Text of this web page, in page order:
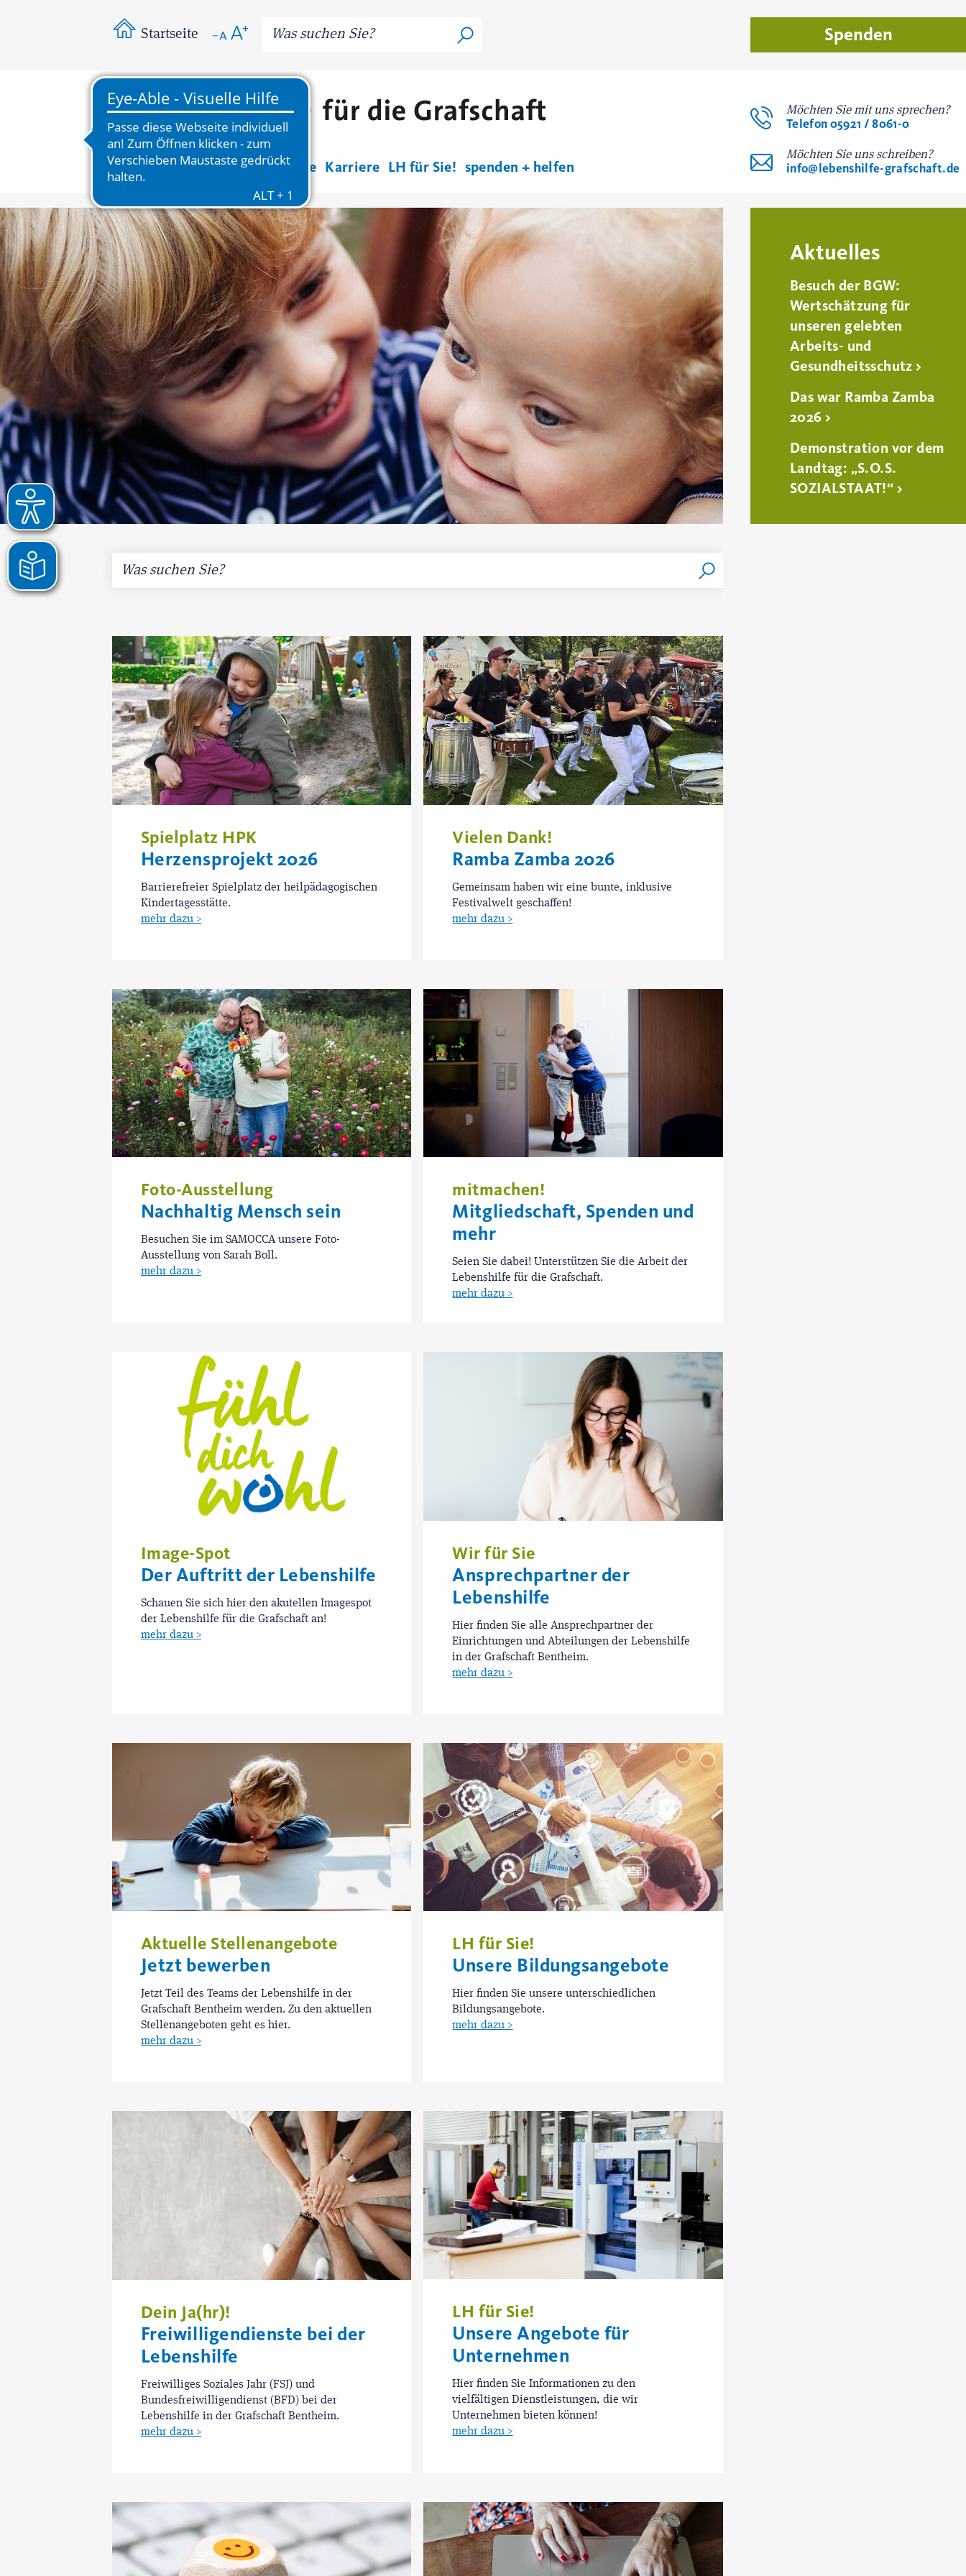
Startseite Spenden
News Wissenswertes Bereiche Karriere LH für Sie! spenden + helfen
Möchten Sie mit uns sprechen?
Telefon 05921 / 8061-0
Möchten Sie uns schreiben?
info@lebenshilfe-grafschaft.de
Aktuelles
Besuch der BGW:
Wertschätzung für
unseren gelebten
Arbeits- und
Gesundheitsschutz
Das war Ramba Zamba
2026
Demonstration vor dem
Landtag: „S.O.S.
SOZIALSTAAT!“
Herzensprojekt 2026
Spielplatz HPK
Barrierefreier Spielplatz der heilpädagogischen
Kindertagesstätte.
mehr dazu >
Ramba Zamba 2026
Vielen Dank!
Gemeinsam haben wir eine bunte, inklusive
Festivalwelt geschaffen!
mehr dazu >
Nachhaltig Mensch sein
Foto-Ausstellung
Besuchen Sie im SAMOCCA unsere Foto-
Ausstellung von Sarah Boll.
mehr dazu >
Mitgliedschaft, Spenden und
mehr
mitmachen!
Seien Sie dabei! Unterstützen Sie die Arbeit der
Lebenshilfe für die Grafschaft.
mehr dazu >
Der Auftritt der Lebenshilfe
Image-Spot
Schauen Sie sich hier den akutellen Imagespot
der Lebenshilfe für die Grafschaft an!
mehr dazu >
Ansprechpartner der
Lebenshilfe
Wir für Sie
Hier finden Sie alle Ansprechpartner der
Einrichtungen und Abteilungen der Lebenshilfe
in der Grafschaft Bentheim.
mehr dazu >
Jetzt bewerben
Aktuelle Stellenangebote
Jetzt Teil des Teams der Lebenshilfe in der
Grafschaft Bentheim werden. Zu den aktuellen
Stellenangeboten geht es hier.
mehr dazu >
Unsere Bildungsangebote
LH für Sie!
Hier finden Sie unsere unterschiedlichen
Bildungsangebote.
mehr dazu >
Freiwilligendienste bei der
Lebenshilfe
Dein Ja(hr)!
Freiwilliges Soziales Jahr (FSJ) und
Bundesfreiwilligendienst (BFD) bei der
Lebenshilfe in der Grafschaft Bentheim.
mehr dazu >
Unsere Angebote für
Unternehmen
LH für Sie!
Hier finden Sie Informationen zu den
vielfältigen Dienstleistungen, die wir
Unternehmen bieten können!
mehr dazu >